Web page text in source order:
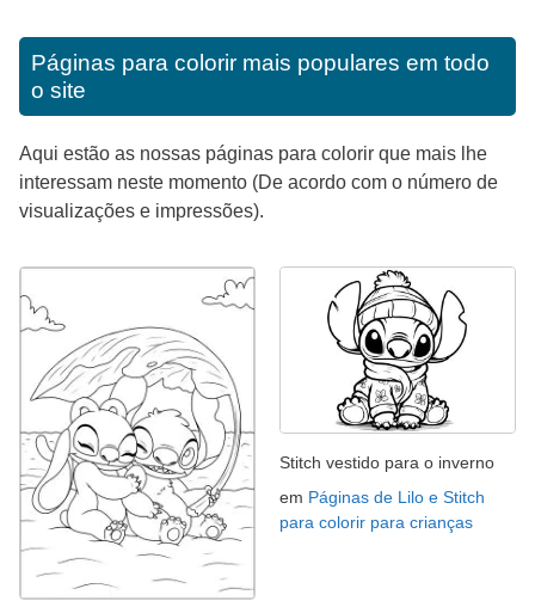
Páginas para colorir mais populares em todo
o site
Aqui estão as nossas páginas para colorir que mais lhe
interessam neste momento (De acordo com o número de
visualizações e impressões).
Stitch vestido para o inverno
em Páginas de Lilo e Stitch
para colorir para crianças